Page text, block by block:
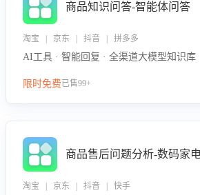
商品知识问答-智能体问答
淘宝 | 京东 | 抖音 | 拼多多
AI工具 · 智能回复 · 全渠道大模型知识库
限时免费已售99+
商品售后问题分析-数码家
淘宝 | 京东 | 抖音 | 快手